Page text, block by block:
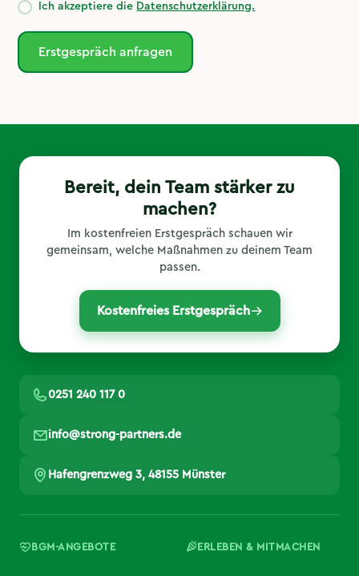
Ich akzeptiere die Datenschutzerklärung.
Bereit, dein Team stärker zu
machen?
Im kostenfreien Erstgespräch schauen wir
gemeinsam, welche Maßnahmen zu deinem Team
passen.
Kostenfreies Erstgespräch
0251 240 117 0
info@strong-partners.de
Hafengrenzweg 3, 48155 Münster
BGM-ANGEBOTE ERLEBEN & MITMACHEN